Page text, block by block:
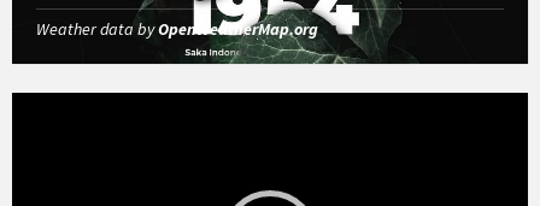
Weather data byOpenWeatherMap.org